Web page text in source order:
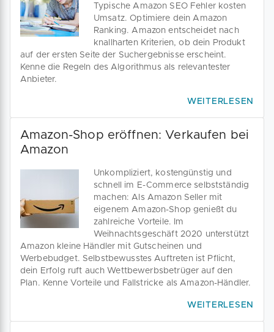
Typische Amazon SEO Fehler kosten
Umsatz. Optimiere dein Amazon
Ranking. Amazon entscheidet nach
knallharten Kriterien, ob dein Produkt
auf der ersten Seite der Suchergebnisse erscheint.
Kenne die Regeln des Algorithmus als relevantester
Anbieter.
WEITERLESEN
Amazon-Shop eröffnen: Verkaufen bei
Amazon
Unkompliziert, kostengünstig und
schnell im E-Commerce selbstständig
machen: Als Amazon Seller mit
eigenem Amazon-Shop genießt du
zahlreiche Vorteile. Im
Weihnachtsgeschäft 2020 unterstützt
Amazon kleine Händler mit Gutscheinen und
Werbebudget. Selbstbewusstes Auftreten ist Pflicht,
dein Erfolg ruft auch Wettbewerbsbetrüger auf den
Plan. Kenne Vorteile und Fallstricke als Amazon-Händler.
WEITERLESEN